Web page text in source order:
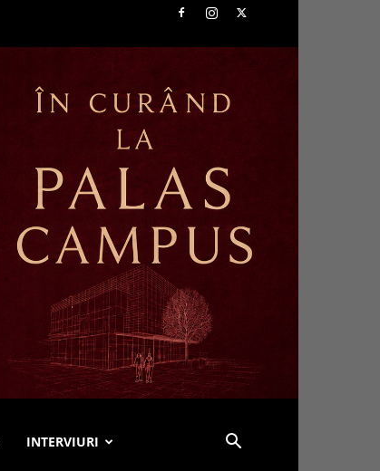
INTERVIURI